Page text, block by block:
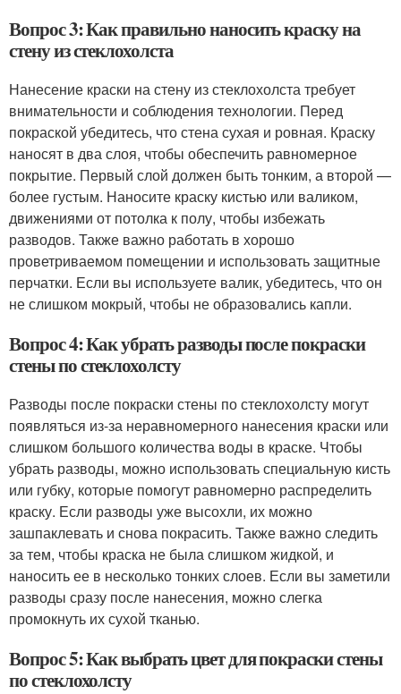
Вопрос 3: Как правильно наносить краску на
стену из стеклохолста
Нанесение краски на стену из стеклохолста требует
внимательности и соблюдения технологии. Перед
покраской убедитесь, что стена сухая и ровная. Краску
наносят в два слоя, чтобы обеспечить равномерное
покрытие. Первый слой должен быть тонким, а второй —
более густым. Наносите краску кистью или валиком,
движениями от потолка к полу, чтобы избежать
разводов. Также важно работать в хорошо
проветриваемом помещении и использовать защитные
перчатки. Если вы используете валик, убедитесь, что он
не слишком мокрый, чтобы не образовались капли.
Вопрос 4: Как убрать разводы после покраски
стены по стеклохолсту
Разводы после покраски стены по стеклохолсту могут
появляться из-за неравномерного нанесения краски или
слишком большого количества воды в краске. Чтобы
убрать разводы, можно использовать специальную кисть
или губку, которые помогут равномерно распределить
краску. Если разводы уже высохли, их можно
зашпаклевать и снова покрасить. Также важно следить
за тем, чтобы краска не была слишком жидкой, и
наносить ее в несколько тонких слоев. Если вы заметили
разводы сразу после нанесения, можно слегка
промокнуть их сухой тканью.
Вопрос 5: Как выбрать цвет для покраски стены
по стеклохолсту